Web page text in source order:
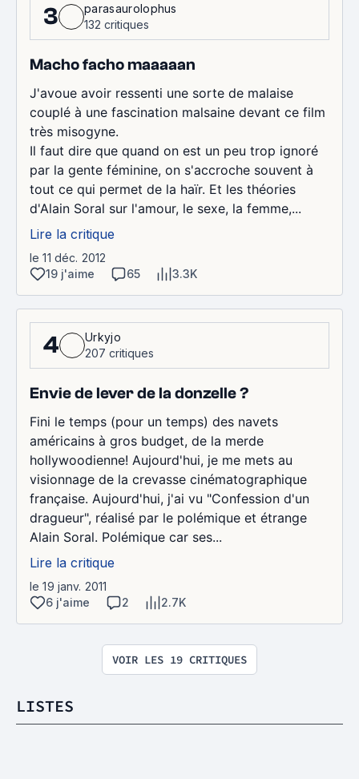
3
parasaurolophus
132 critiques
Macho facho maaaaan
J'avoue avoir ressenti une sorte de malaise
couplé à une fascination malsaine devant ce film
très misogyne.
Il faut dire que quand on est un peu trop ignoré
par la gente féminine, on s'accroche souvent à
tout ce qui permet de la haïr. Et les théories
d'Alain Soral sur l'amour, le sexe, la femme,...
Lire la critique
le 11 déc. 2012
19 j'aime
65 3.3K
4
Urkyjo
207 critiques
Envie de lever de la donzelle ?
Fini le temps (pour un temps) des navets
américains à gros budget, de la merde
hollywoodienne! Aujourd'hui, je me mets au
visionnage de la crevasse cinématographique
française. Aujourd'hui, j'ai vu "Confession d'un
dragueur", réalisé par le polémique et étrange
Alain Soral. Polémique car ses...
Lire la critique
le 19 janv. 2011
6 j'aime
2 2.7K
VOIR LES 19 CRITIQUES
LISTES